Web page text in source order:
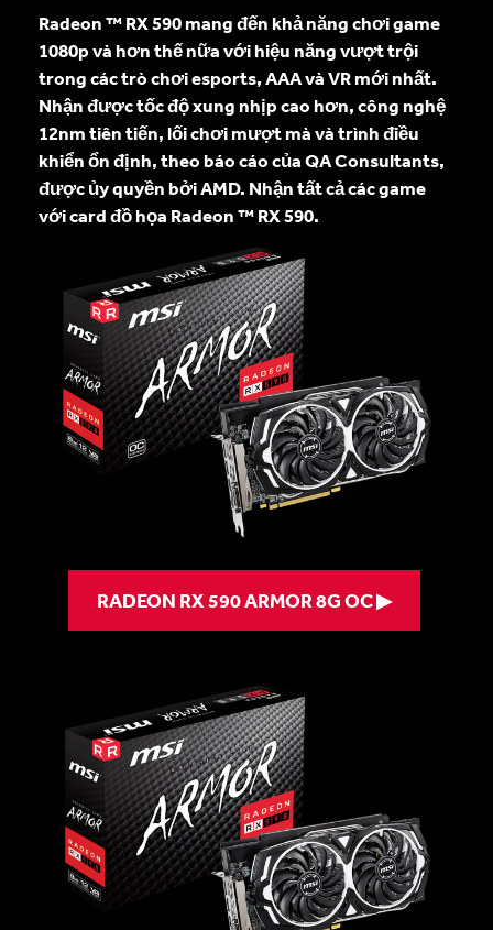
Radeon ™ RX 590 mang đến khả năng chơi game
1080p và hơn thế nữa với hiệu năng vượt trội
trong các trò chơi esports, AAA và VR mới nhất.
Nhận được tốc độ xung nhịp cao hơn, công nghệ
12nm tiên tiến, lối chơi mượt mà và trình điều
khiển ổn định, theo báo cáo của QA Consultants,
được ủy quyền bởi AMD. Nhận tất cả các game
với card đồ họa Radeon ™ RX 590.
RADEON RX 590 ARMOR 8G OC ▶